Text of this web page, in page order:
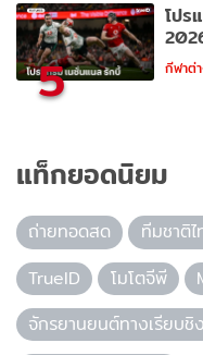
5
โปร
กีฬาต่
แท็กยอดนิยม
ถ่ายทอดสด ทีมชาติ
TrueID
โมโตจีพี
จักรยานยนต์ทางเรียบชิ